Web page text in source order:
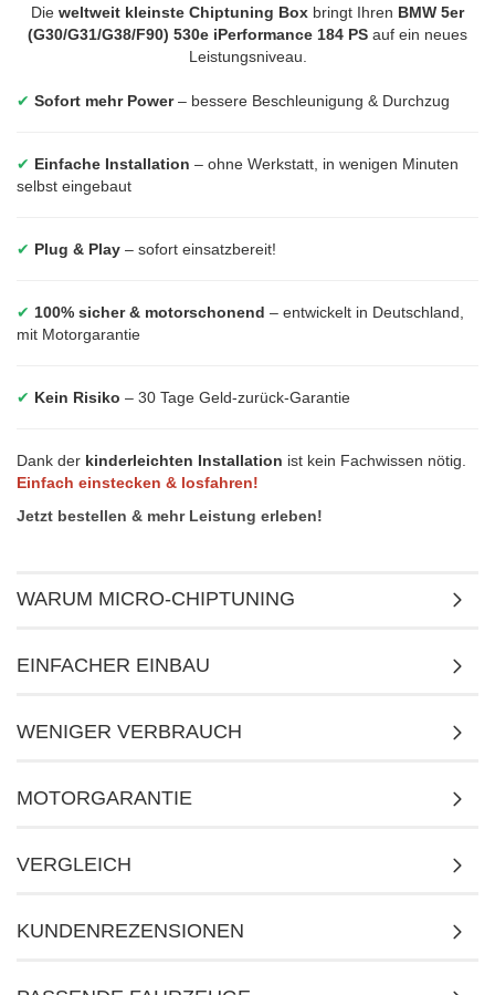
Die weltweit kleinste Chiptuning Box bringt Ihren BMW 5er
(G30/G31/G38/F90) 530e iPerformance 184 PS auf ein neues
Leistungsniveau.
✔ Sofort mehr Power– bessere Beschleunigung & Durchzug
✔ Einfache Installation – ohne Werkstatt, in wenigen Minuten
selbst eingebaut
✔ Plug & Play – sofort einsatzbereit!
✔ 100% sicher & motorschonend – entwickelt in Deutschland,
mit Motorgarantie
✔ Kein Risiko – 30 Tage Geld-zurück-Garantie
Dank der kinderleichten Installation ist kein Fachwissen nötig.
Einfach einstecken & losfahren!
Jetzt bestellen & mehr Leistung erleben!
WARUM MICRO-CHIPTUNING
EINFACHER EINBAU
WENIGER VERBRAUCH
MOTORGARANTIE
VERGLEICH
KUNDENREZENSIONEN